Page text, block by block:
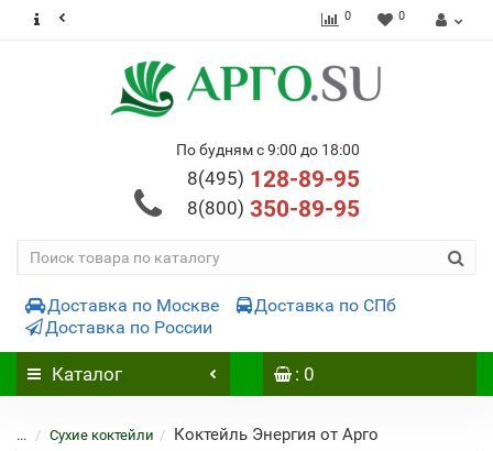
0 0
По будням с 9:00 до 18:00
8(495) 128-89-95
8(800) 350-89-95
Доставка по Москве
Доставка по СПб
Доставка по России
Каталог : 0
... Сухие коктейли Коктейль Энергия от Арго